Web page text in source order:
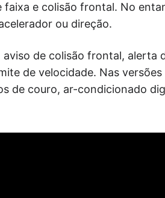
faixa e colisão frontal. No
ou direção.
aviso de colisão frontal, alerta
de velocidade. Nas
de couro, ar-condicionado